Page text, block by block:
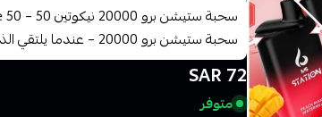
سحبة ستيشن برو 20000 – عندما يلتقي الذوق بال...
72 SAR
متوفر